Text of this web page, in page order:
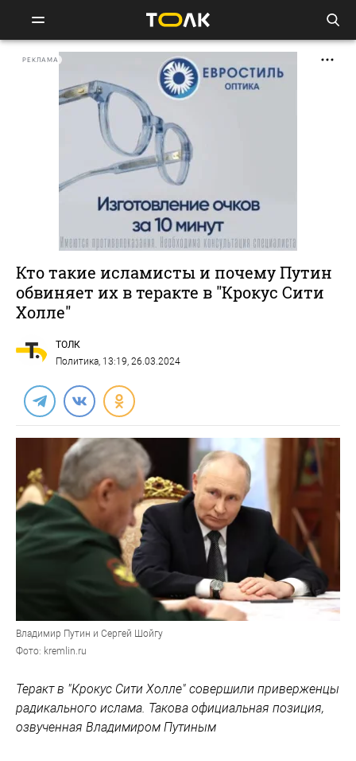
РЕКЛАМА
Кто такие исламисты и почему Путин
обвиняет их в теракте в "Крокус Сити
Холле"
ТОЛК
Политика, 13:19, 26.03.2024
Владимир Путин и Сергей Шойгу
Фото: kremlin.ru
Теракт в "Крокус Сити Холле" совершили приверженцы
радикального ислама. Такова официальная позиция,
озвученная Владимиром Путиным